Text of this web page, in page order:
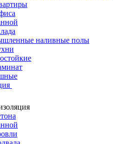
наливные полы